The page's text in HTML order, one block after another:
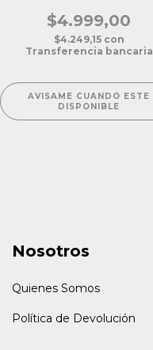
$4.999,00
$4.249,15 con
Transferencia bancaria
AVISAME CUANDO ESTE
DISPONIBLE
Nosotros
Quienes Somos
Política de Devolución